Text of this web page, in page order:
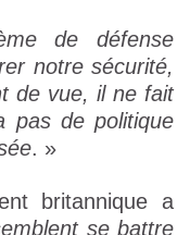
de défense
notre sécurité,
de vue, il ne fait
pas de politique
. »
britannique a
se battre